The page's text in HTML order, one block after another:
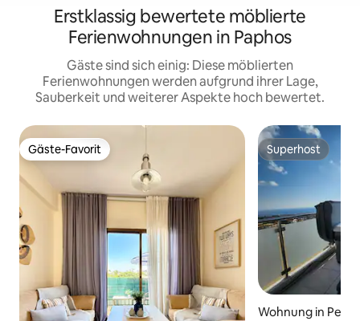
Erstklassig bewertete möblierte
Ferienwohnungen in Paphos
Gäste sind sich einig: Diese möblierten
Ferienwohnungen werden aufgrund ihrer Lage,
Sauberkeit und weiterer Aspekte hoch bewertet.
Gäste-Favorit
Gäste-Favorit Superhost
Superhost
Wohnung in Peyia